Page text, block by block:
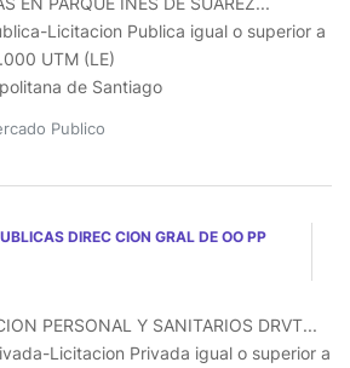
Licitacion Publica igual o superior a
UTM (LE)
de Santiago
Publico
DIREC CION GRAL DE OO PP
PERSONAL Y SANITARIOS DRVT...
Licitacion Privada igual o superior a